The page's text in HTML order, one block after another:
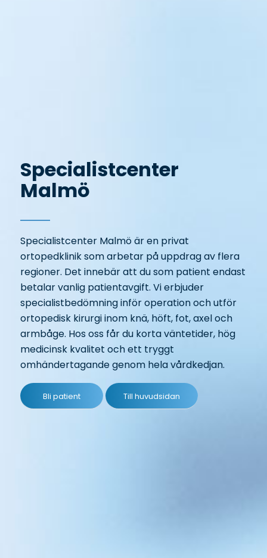
Specialistcenter
Malmö
Specialistcenter Malmö är en privat
ortopedklinik som arbetar på uppdrag av flera
regioner. Det innebär att du som patient endast
betalar vanlig patientavgift. Vi erbjuder
specialistbedömning inför operation och utför
ortopedisk kirurgi inom knä, höft, fot, axel och
armbåge. Hos oss får du korta väntetider, hög
medicinsk kvalitet och ett tryggt
omhändertagande genom hela vårdkedjan.
Bli patient Till huvudsidan